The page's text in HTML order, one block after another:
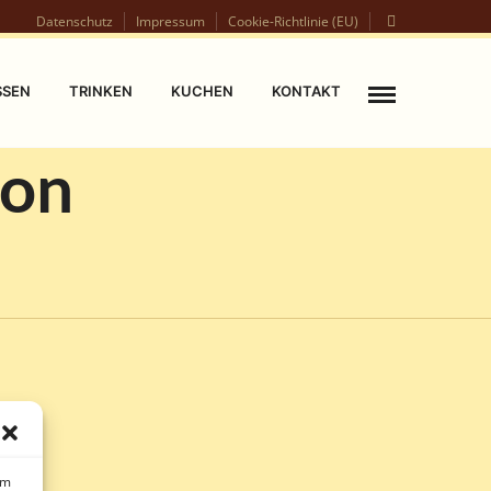
Datenschutz Impressum Cookie-Richtlinie (EU)
TRINKEN KUCHEN KONTAKT